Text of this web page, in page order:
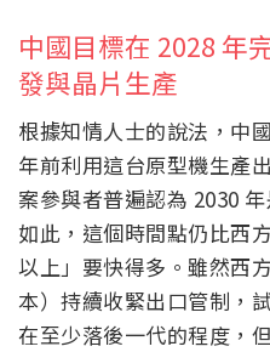
中國目標在 2028 年
發與晶片生產
根據知情人士的說法，中
年前利用這台原型機生產
案參與者普遍認為 2030
如此，這個時間點仍比西
以上」要快得多。雖然西
本）持續收緊出口管制，
在至少落後一代的程度，